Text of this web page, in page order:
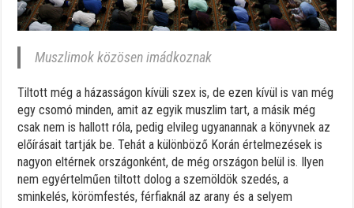
Muszlimok közösen imádkoznak
Tiltott még a házasságon kívüli szex is, de ezen kívül is van még
egy csomó minden, amit az egyik muszlim tart, a másik még
csak nem is hallott róla, pedig elvileg ugyanannak a könyvnek az
előírásait tartják be. Tehát a különböző Korán értelmezések is
nagyon eltérnek országonként, de még országon belül is. Ilyen
nem egyértelműen tiltott dolog a szemöldök szedés, a
sminkelés, körömfestés, férfiaknál az arany és a selyem